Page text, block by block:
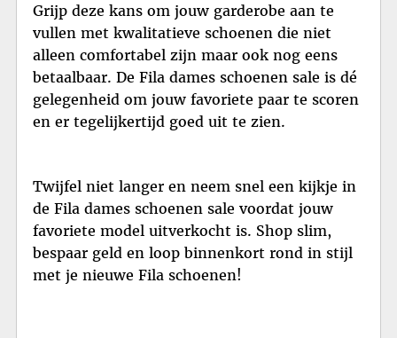
Grijp deze kans om jouw garderobe aan te
vullen met kwalitatieve schoenen die niet
alleen comfortabel zijn maar ook nog eens
betaalbaar. De Fila dames schoenen sale is dé
gelegenheid om jouw favoriete paar te scoren
en er tegelijkertijd goed uit te zien.
Twijfel niet langer en neem snel een kijkje in
de Fila dames schoenen sale voordat jouw
favoriete model uitverkocht is. Shop slim,
bespaar geld en loop binnenkort rond in stijl
met je nieuwe Fila schoenen!